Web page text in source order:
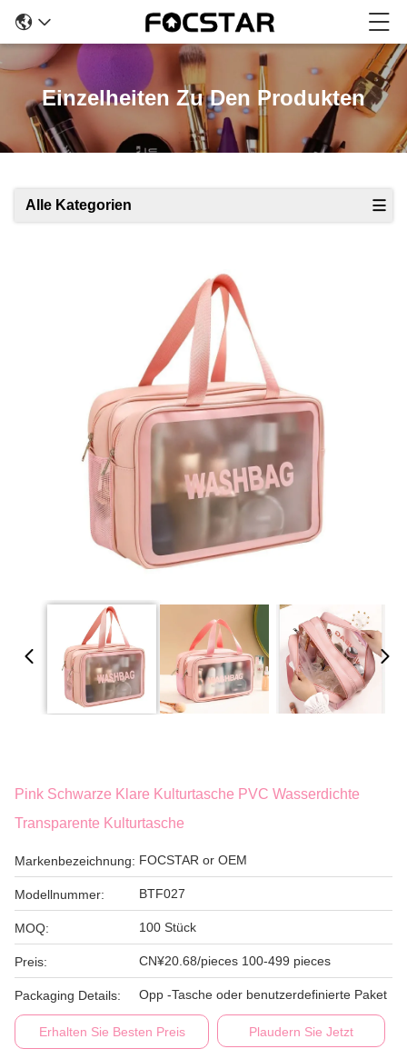
Einzelheiten Zu Den Produkten
Alle Kategorien
Pink Schwarze Klare Kulturtasche PVC Wasserdichte
Transparente Kulturtasche
Markenbezeichnung: FOCSTAR or OEM
Modellnummer: BTF027
MOQ: 100 Stück
Preis: CN¥20.68/pieces 100-499 pieces
Packaging Details: Opp -Tasche oder benutzerdefinierte Paket
Erhalten Sie Besten Preis Plaudern Sie Jetzt